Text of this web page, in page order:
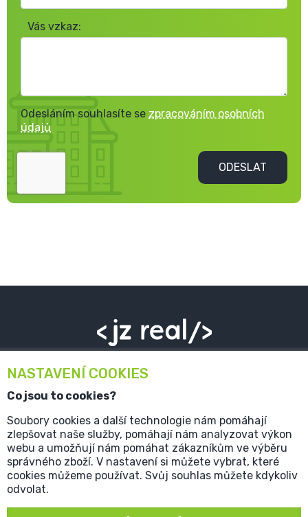
Vás vzkaz:
Odesláním souhlasíte se zpracováním osobních
údajů
Tento projekt vznikl s ohledem na potřeby menších realitních
kanceláří a samostatných realitních makléřů, kteří potřebují
jakýchkoliv podmínek či poplatků realitním portálům. Vlastní
Záruba s.r.o.
Kontakt
+420 608 926 139
NASTAVENÍ COOKIES
Co jsou to cookies?
Soubory cookies a další technologie nám pomáhají
zlepšovat naše služby, pomáhají nám analyzovat výkon
webu a umožňují nám pomáhat zákazníkům ve výběru
správného zboží. V nastavení si můžete vybrat, které
cookies můžeme používat. Svůj souhlas můžete kdykoliv
odvolat.